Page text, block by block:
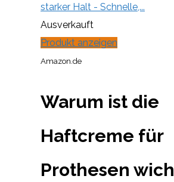
starker Halt - Schnelle,...
Ausverkauft
Produkt anzeigen
Amazon.de
Warum ist die
Haftcreme für
Prothesen